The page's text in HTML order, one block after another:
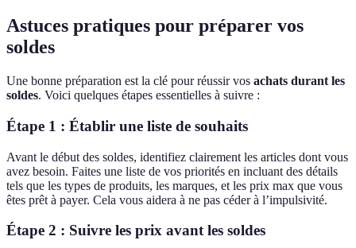
Astuces pratiques pour préparer vos
soldes
Une bonne préparation est la clé pour réussir vos achats durant les
soldes. Voici quelques étapes essentielles à suivre :
Étape 1 : Établir une liste de souhaits
Avant le début des soldes, identifiez clairement les articles dont vous
avez besoin. Faites une liste de vos priorités en incluant des détails
tels que les types de produits, les marques, et les prix max que vous
êtes prêt à payer. Cela vous aidera à ne pas céder à l’impulsivité.
Étape 2 : Suivre les prix avant les soldes